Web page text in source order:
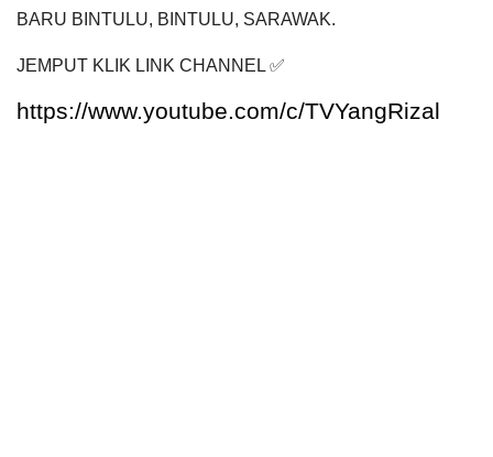
BARU BINTULU, BINTULU, SARAWAK.
JEMPUT KLIK LINK CHANNEL ✅
https://www.youtube.com/c/TVYangRizal